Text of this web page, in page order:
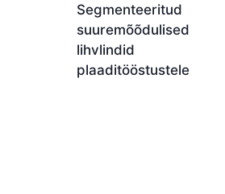
Segmenteeritud
suuremõõdulised
lihvlindid
plaaditööstustele